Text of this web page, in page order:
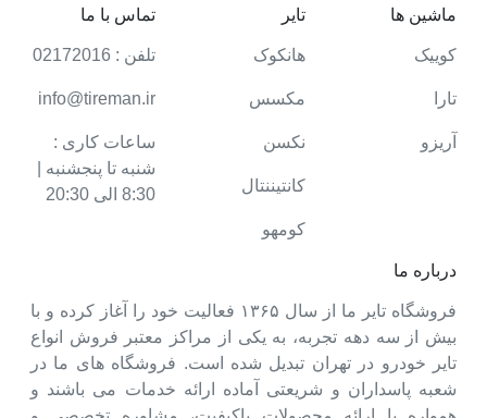
درباره ما
فروشگاه تایر ما از سال ۱۳۶۵ فعالیت خود را آغاز کرده و با
بیش از سه دهه تجربه، به یکی از مراکز معتبر فروش انواع
تایر خودرو در تهران تبدیل شده است. فروشگاه های ما در
شعبه پاسداران و شریعتی آماده ارائه خدمات می باشند و
ماشین ها
کوییک
تارا
آریزو
تایر
هانکوک
مکسس
نکسن
کانتیننتال
کومهو
تماس با ما
تلفن : 02172016
info@tireman.ir
ساعات کاری :
شنبه تا پنجشنبه |
8:30 الی 20:30